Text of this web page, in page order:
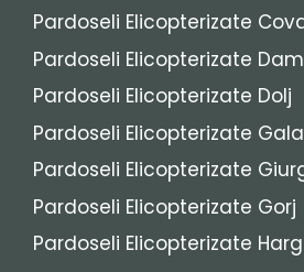
Pardoseli Elicopterizate
Pardoseli Elicopterizate
Pardoseli Elicopterizate Dolj
Pardoseli Elicopterizate
Pardoseli Elicopterizate
Pardoseli Elicopterizate Gorj
Pardoseli Elicopterizate